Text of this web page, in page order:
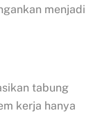
menjadi
tabung
kerja hanya